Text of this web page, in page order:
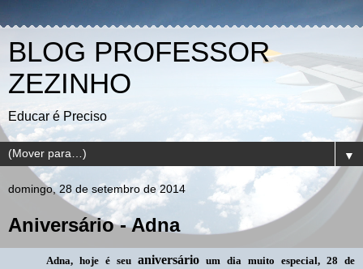
BLOG PROFESSOR
ZEZINHO
Educar é Preciso
▼
domingo, 28 de setembro de 2014
Aniversário - Adna
Adna, hoje é seuaniversário um dia muito especial, 28 de